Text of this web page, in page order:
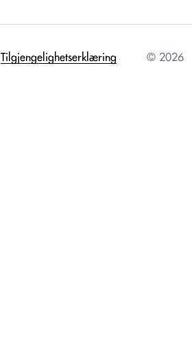
Tilgjengelighetserklæring © 2026